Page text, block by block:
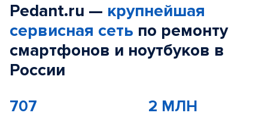
Pedant.ru — крупнейшая
сервисная сеть по ремонту
смартфонов и ноутбуков в
России
707 2 МЛН